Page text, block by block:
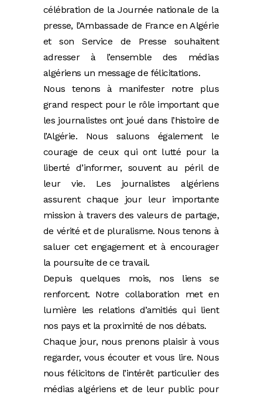
célébration de la Journée nationale de la
presse, l’Ambassade de France en Algérie
et son Service de Presse souhaitent
adresser à l’ensemble des médias
algériens un message de félicitations.
Nous tenons à manifester notre plus
grand respect pour le rôle important que
les journalistes ont joué dans l’histoire de
l’Algérie. Nous saluons également le
courage de ceux qui ont lutté pour la
liberté d’informer, souvent au péril de
leur vie. Les journalistes algériens
assurent chaque jour leur importante
mission à travers des valeurs de partage,
de vérité et de pluralisme. Nous tenons à
saluer cet engagement et à encourager
la poursuite de ce travail.
Depuis quelques mois, nos liens se
renforcent. Notre collaboration met en
lumière les relations d’amitiés qui lient
nos pays et la proximité de nos débats.
Chaque jour, nous prenons plaisir à vous
regarder, vous écouter et vous lire. Nous
nous félicitons de l’intérêt particulier des
médias algériens et de leur public pour